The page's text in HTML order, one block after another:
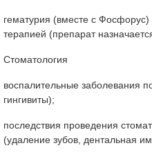
гематурия (вместе с
терапией (препарат
Стоматология
воспалительные заболевания
гингивиты);
последствия проведения
(удаление зубов, дентальная